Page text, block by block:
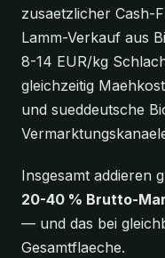
zusaetzlicher Cash-
Lamm-Verkauf aus
8-14 EUR/kg
gleichzeitig
und sueddeutsche
Insgesamt addieren
20-40 % Brutto-
— und das bei
Gesamtflaeche.